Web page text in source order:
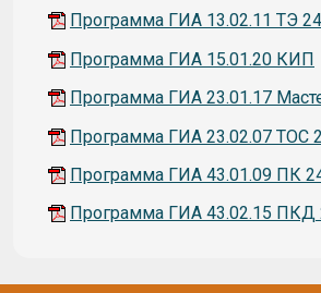
Программа ГИА 13.02.11 ТЭ
Программа ГИА 15.01.20 КИП
Программа ГИА 23.01.17
Программа ГИА 23.02.07 ТОС
Программа ГИА 43.01.09 ПК
Программа ГИА 43.02.15 ПКД